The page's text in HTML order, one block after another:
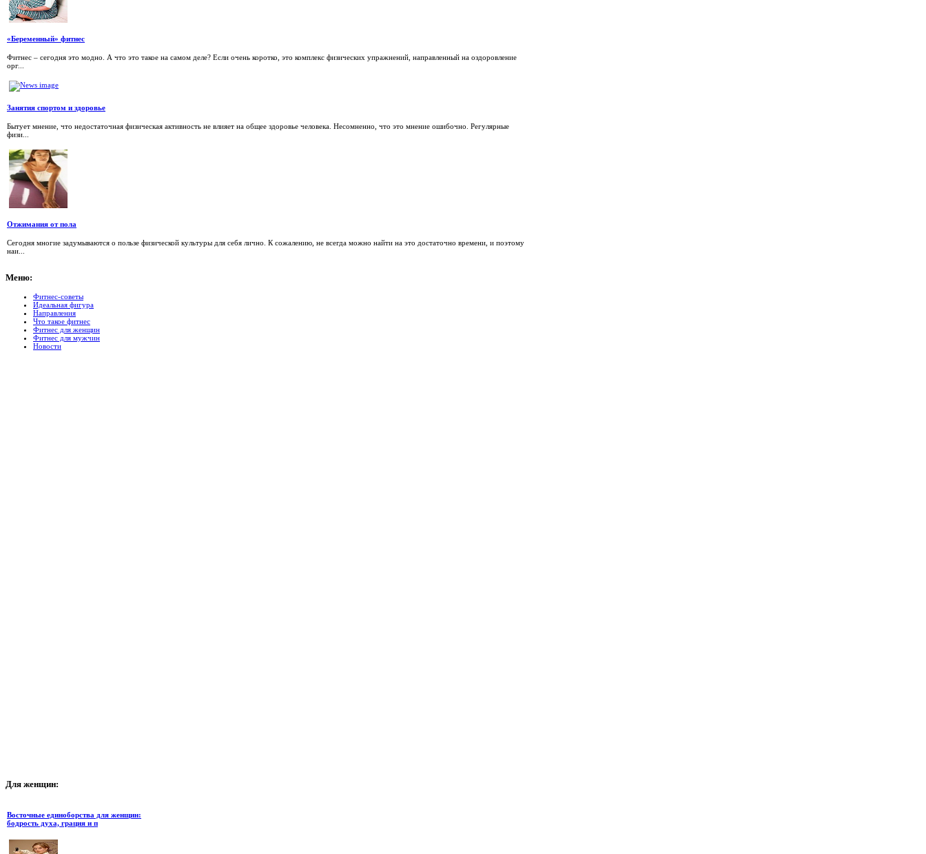
«Беременный» фитнес
Фитнес – сегодня это модно. А что это такое на самом деле? Если очень коротко, это комплекс физических упражнений, направленный на оздоровление
орг...
Занятия спортом и здоровье
Бытует мнение, что недостаточная физическая активность не влияет на общее здоровье человека. Несомненно, что это мнение ошибочно. Регулярные
физи...
Отжимания от пола
Сегодня многие задумываются о пользе физической культуры для себя лично. К сожалению, не всегда можно найти на это достаточно времени, и поэтому
наи...
Меню:
Фитнес-советы
Идеальная фигура
Направления
Что такое фитнес
Фитнес для женщин
Фитнес для мужчин
Новости
Для женщин:
Восточные единоборства для женщин:
бодрость духа, грация и п